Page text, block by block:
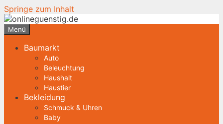
Springe zum Inhalt
Menü
Baumarkt
Auto
Beleuchtung
Haushalt
Haustier
Bekleidung
Schmuck & Uhren
Baby